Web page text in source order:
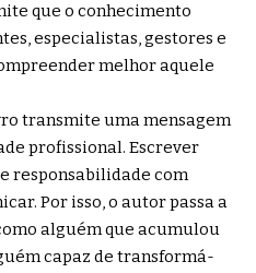
que o conhecimento
especialistas, gestores e
melhor aquele
transmite uma mensagem
profissional. Escrever
responsabilidade com
Por isso, o autor passa a
alguém que acumulou
capaz de transformá-